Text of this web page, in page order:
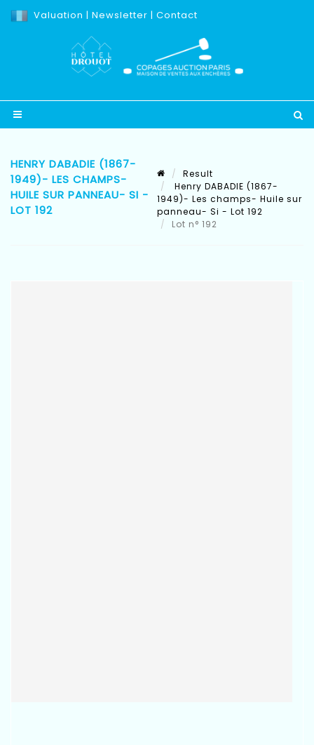
Valuation | Newsletter | Contact
HENRY DABADIE (1867-
1949)- LES CHAMPS-
HUILE SUR PANNEAU- SI -
LOT 192
Result
Henry DABADIE (1867-
1949)- Les champs- Huile sur
panneau- Si - Lot 192
Lot n° 192